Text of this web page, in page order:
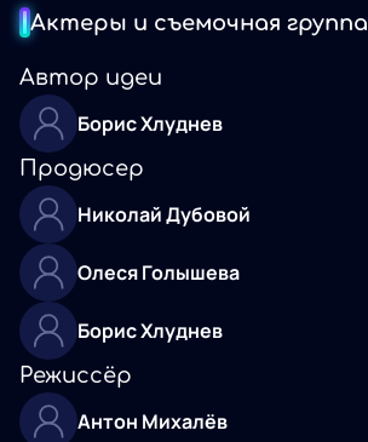
Актеры и съемочная группа
Автор идеи
Борис Хлуднев
Продюсер
Николай Дубовой
Олеся Голышева
Борис Хлуднев
Режиссёр
Антон Михалёв